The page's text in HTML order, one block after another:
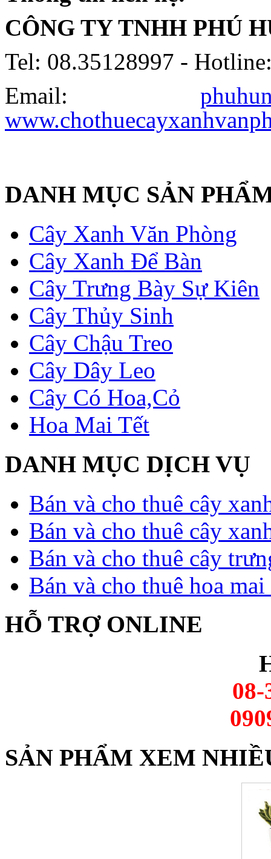
CÔNG TY TNHH PHÚ
Tel: 08.35128997 -
Email:
DANH MỤC SẢN
Cây Xanh Văn Phòng
Cây Xanh Để Bàn
Cây Trưng Bày Sự Kiên
Cây Thủy Sinh
Cây Chậu Treo
Cây Dây Leo
Cây Có Hoa,Cỏ
Hoa Mai Tết
DANH MỤC DỊCH VỤ
Bán và cho thuê cây
Bán và cho thuê cây
Bán và cho thuê cây
Bán và cho thuê hoa mai
HỖ TRỢ ONLINE
08-
SẢN PHẨM XEM